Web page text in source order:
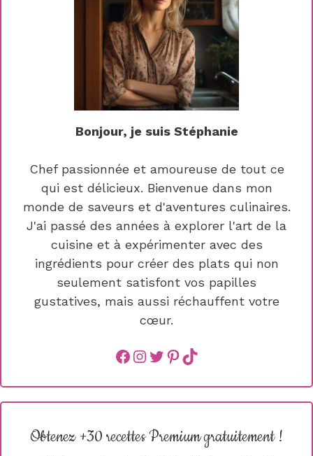
Bonjour, je suis Stéphanie
Chef passionnée et amoureuse de tout ce
qui est délicieux. Bienvenue dans mon
monde de saveurs et d'aventures culinaires.
J'ai passé des années à explorer l'art de la
cuisine et à expérimenter avec des
ingrédients pour créer des plats qui non
seulement satisfont vos papilles
gustatives, mais aussi réchauffent votre
cœur.
Facebook
instagram
Twitter
Pinterest
TikTok
Obtenez +30 recettes Premium gratuitement !